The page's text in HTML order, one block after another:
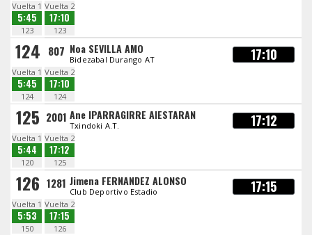
Vuelta 1
5:45
123
Vuelta 2
17:10
123
124 807 Noa SEVILLA AMO
Bidezabal Durango AT 17:10
Vuelta 1
5:45
124
Vuelta 2
17:10
124
125 2001 Ane IPARRAGIRRE AIESTARAN
Txindoki A.T. 17:12
Vuelta 1
5:44
120
Vuelta 2
17:12
125
126 1281 Jimena FERNANDEZ ALONSO
Club Deportivo Estadio 17:15
Vuelta 1
5:53
150
Vuelta 2
17:15
126